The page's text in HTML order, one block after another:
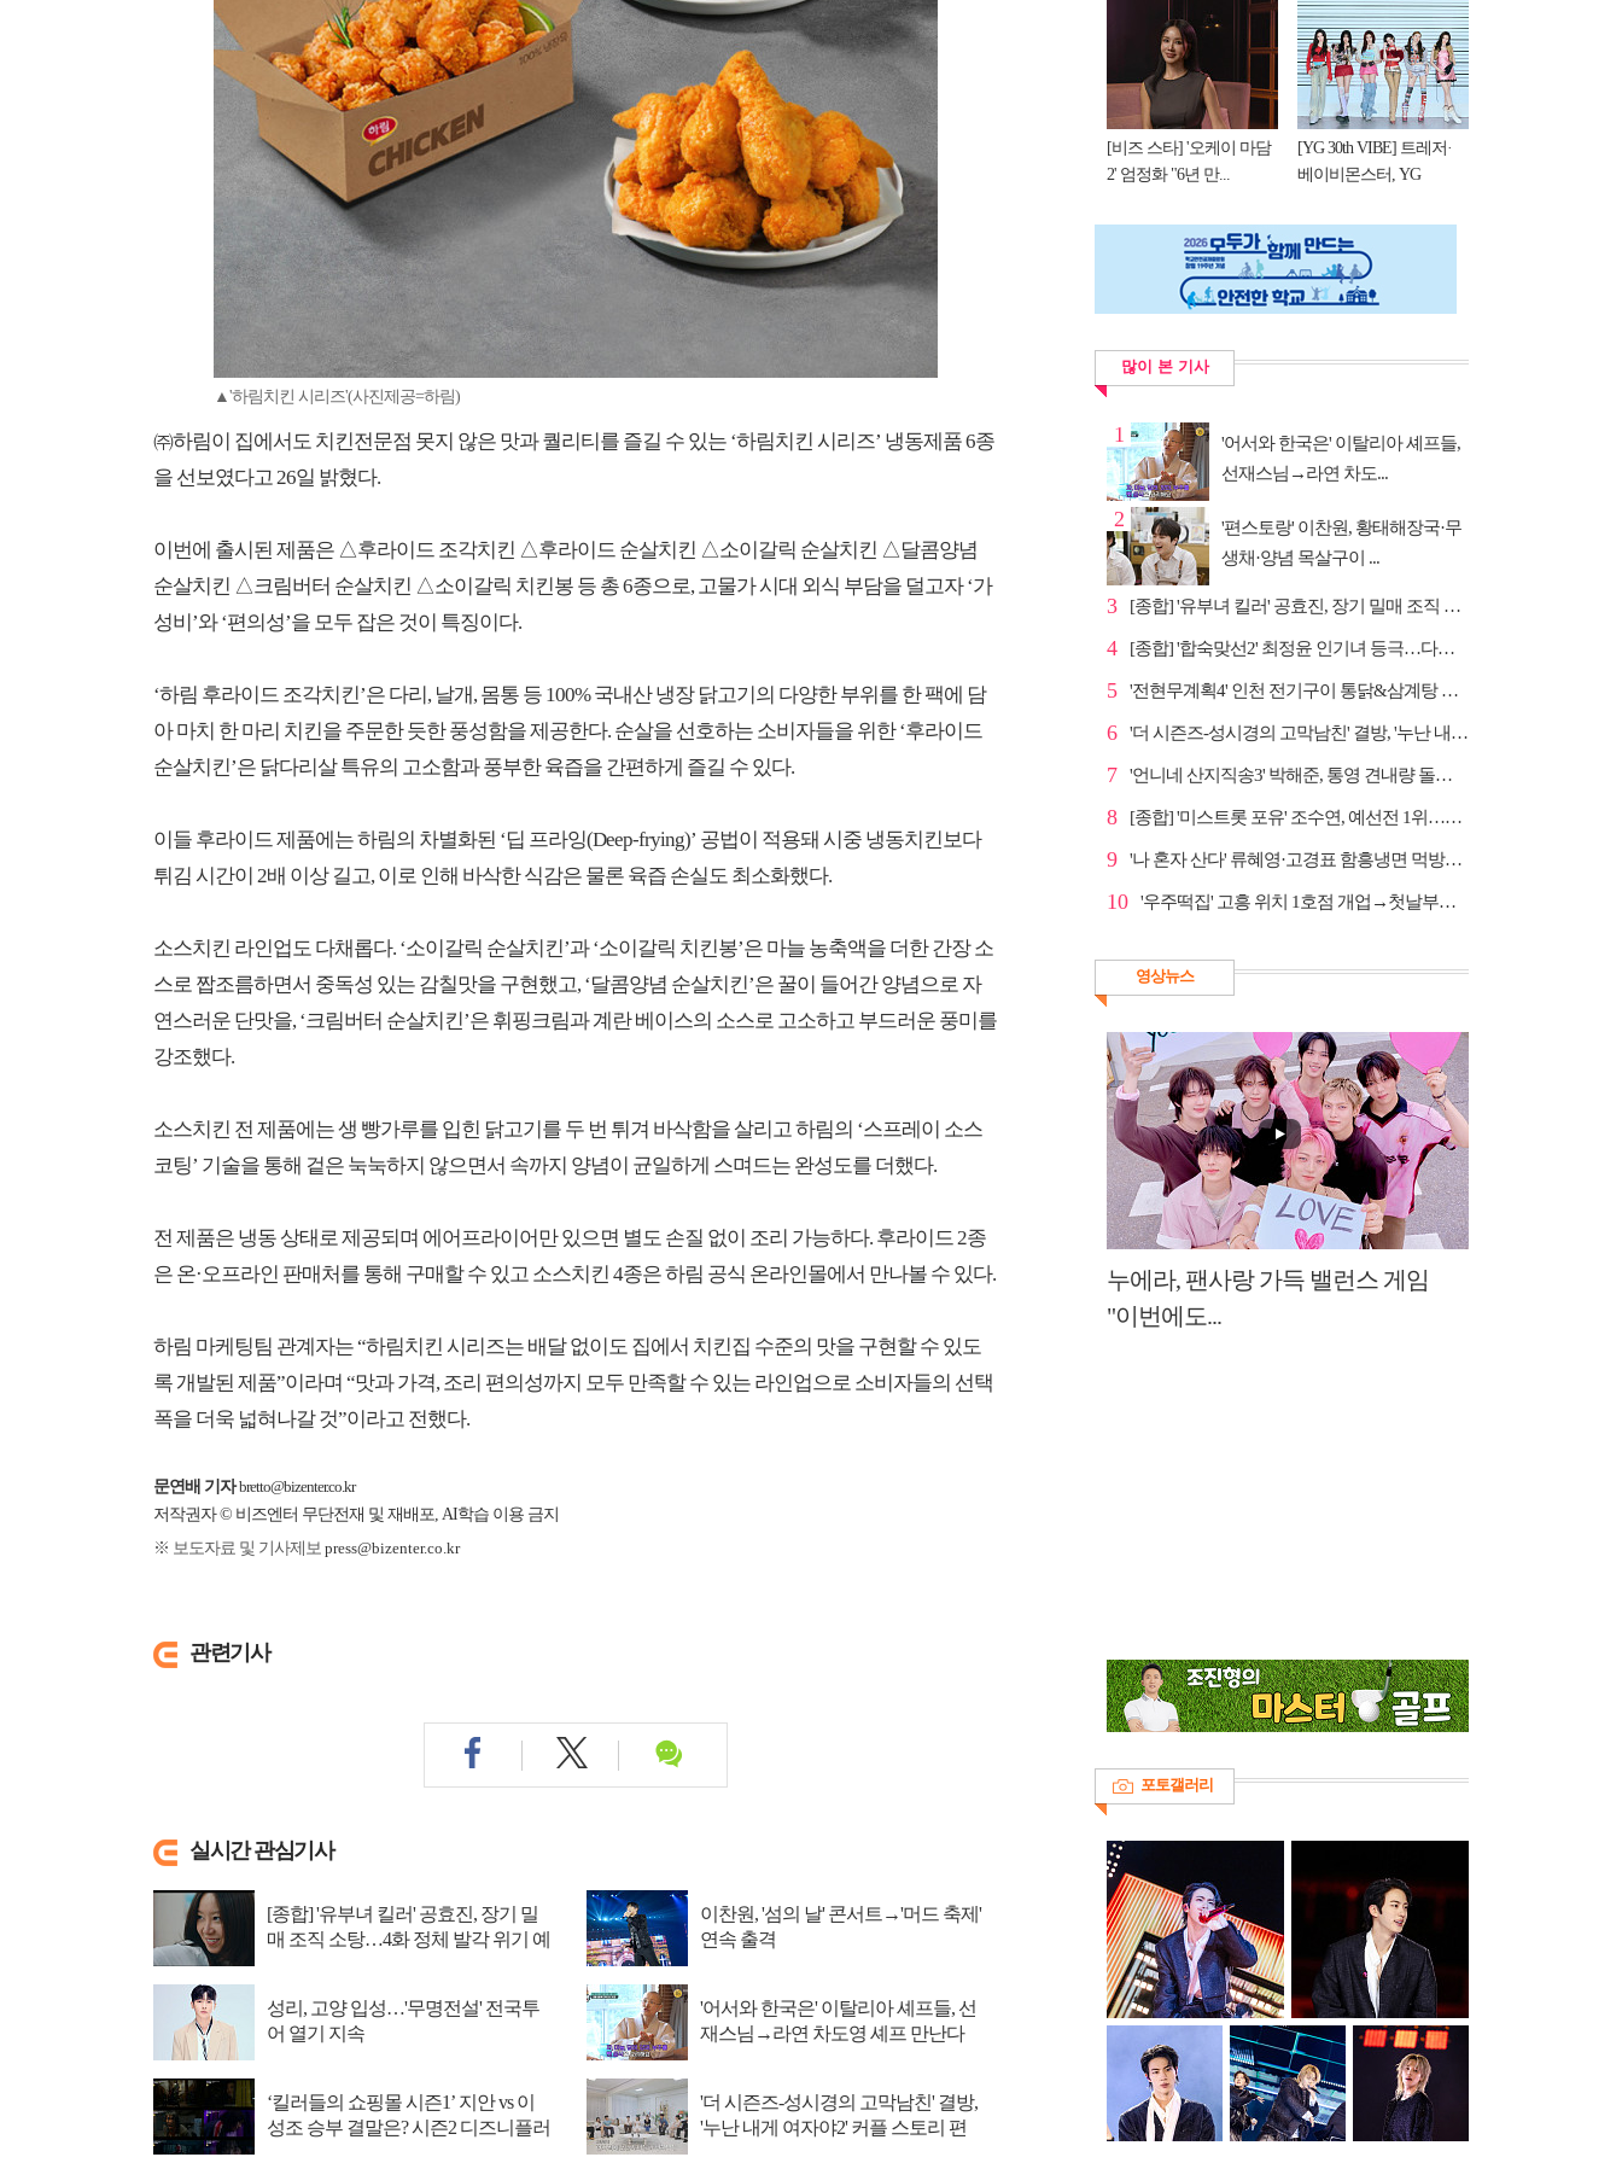
▲'하림치킨 시리즈'(사진제공=하림)
㈜하림이 집에서도 치킨전문점 못지 않은 맛과 퀄리티를 즐길 수 있는 ‘하림치킨 시리즈’ 냉동제품 6종
을 선보였다고 26일 밝혔다.
이번에 출시된 제품은 △후라이드 조각치킨 △후라이드 순살치킨 △소이갈릭 순살치킨 △달콤양념
순살치킨 △크림버터 순살치킨 △소이갈릭 치킨봉 등 총 6종으로, 고물가 시대 외식 부담을 덜고자 ‘가
성비’와 ‘편의성’을 모두 잡은 것이 특징이다.
‘하림 후라이드 조각치킨’은 다리, 날개, 몸통 등 100% 국내산 냉장 닭고기의 다양한 부위를 한 팩에 담
아 마치 한 마리 치킨을 주문한 듯한 풍성함을 제공한다. 순살을 선호하는 소비자들을 위한 ‘후라이드
순살치킨’은 닭다리살 특유의 고소함과 풍부한 육즙을 간편하게 즐길 수 있다.
이들 후라이드 제품에는 하림의 차별화된 ‘딥 프라잉(Deep-frying)’ 공법이 적용돼 시중 냉동치킨보다
튀김 시간이 2배 이상 길고, 이로 인해 바삭한 식감은 물론 육즙 손실도 최소화했다.
소스치킨 라인업도 다채롭다. ‘소이갈릭 순살치킨’과 ‘소이갈릭 치킨봉’은 마늘 농축액을 더한 간장 소
스로 짭조름하면서 중독성 있는 감칠맛을 구현했고, ‘달콤양념 순살치킨’은 꿀이 들어간 양념으로 자
연스러운 단맛을, ‘크림버터 순살치킨’은 휘핑크림과 계란 베이스의 소스로 고소하고 부드러운 풍미를
강조했다.
소스치킨 전 제품에는 생 빵가루를 입힌 닭고기를 두 번 튀겨 바삭함을 살리고 하림의 ‘스프레이 소스
코팅’ 기술을 통해 겉은 눅눅하지 않으면서 속까지 양념이 균일하게 스며드는 완성도를 더했다.
전 제품은 냉동 상태로 제공되며 에어프라이어만 있으면 별도 손질 없이 조리 가능하다. 후라이드 2종
은 온·오프라인 판매처를 통해 구매할 수 있고 소스치킨 4종은 하림 공식 온라인몰에서 만나볼 수 있다.
하림 마케팅팀 관계자는 “하림치킨 시리즈는 배달 없이도 집에서 치킨집 수준의 맛을 구현할 수 있도
록 개발된 제품”이라며 “맛과 가격, 조리 편의성까지 모두 만족할 수 있는 라인업으로 소비자들의 선택
폭을 더욱 넓혀나갈 것”이라고 전했다.
문연배 기자 bretto@bizenter.co.kr
저작권자 © 비즈엔터 무단전재 및 재배포, AI학습 이용 금지
※ 보도자료 및 기사제보 press@bizenter.co.kr
관련기사
실시간 관심기사
[종합] '유부녀 킬러' 공효진, 장기 밀
매 조직 소탕…4화 정체 발각 위기 예
이찬원, '섬의 날' 콘서트→'머드 축제'
연속 출격
성리, 고양 입성…'무명전설' 전국투
어 열기 지속
'어서와 한국은' 이탈리아 셰프들, 선
재스님→라연 차도영 셰프 만난다
‘킬러들의 쇼핑몰 시즌1’ 지안 vs 이
성조 승부 결말은? 시즌2 디즈니플러
'더 시즌즈-성시경의 고막남친' 결방,
'누난 내게 여자야2' 커플 스토리 편
[비즈 스타] '오케이 마담
2' 엄정화 "6년 만...
[YG 30th VIBE] 트레저·
베이비몬스터, YG
많이 본 기사
1
'어서와 한국은' 이탈리아 셰프들,
선재스님→라연 차도...
2
'편스토랑' 이찬원, 황태해장국·무
생채·양념 목살구이 ...
3 [종합] '유부녀 킬러' 공효진, 장기 밀매 조직 소탕…4...
4 [종합] '합숙맞선2' 최정윤 인기녀 등극…다음주 마지막...
5 '전현무계획4' 인천 전기구이 통닭&삼계탕 노포 맛집 탐방
6 '더 시즌즈-성시경의 고막남친' 결방, '누난 내게 여자...
7 '언니네 산지직송3' 박해준, 통영 견내량 돌미역 조업 ...
8 [종합] '미스트롯 포유' 조수연, 예선전 1위…신윤승 지...
9 '나 혼자 산다' 류혜영·고경표 함흥냉면 먹방→남산 산책
10 '우주떡집' 고흥 위치 1호점 개업→첫날부터 大위기
영상뉴스
누에라, 팬사랑 가득 밸런스 게임
"이번에도...
포토갤러리